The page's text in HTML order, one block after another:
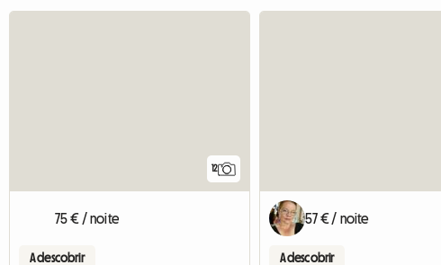
12
75 € / noite
A descobrir
57 € / noite
A descobrir